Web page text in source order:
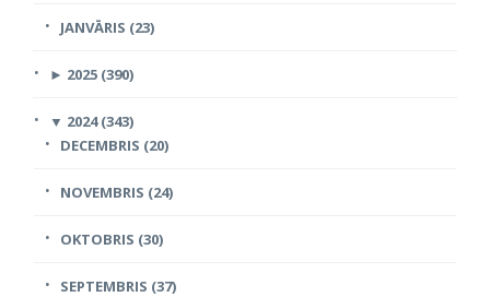
JANVĀRIS (23)
► 2025 (390)
▼ 2024 (343)
DECEMBRIS (20)
NOVEMBRIS (24)
OKTOBRIS (30)
SEPTEMBRIS (37)